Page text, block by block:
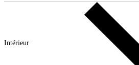
Intérieur